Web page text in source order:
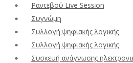
Ραντεβού Live Session
Συγνώμη
Συλλογή ψηφιακής λογικής
Συλλογή ψηφιακής λογικής
Συσκευή ανάγνωσης